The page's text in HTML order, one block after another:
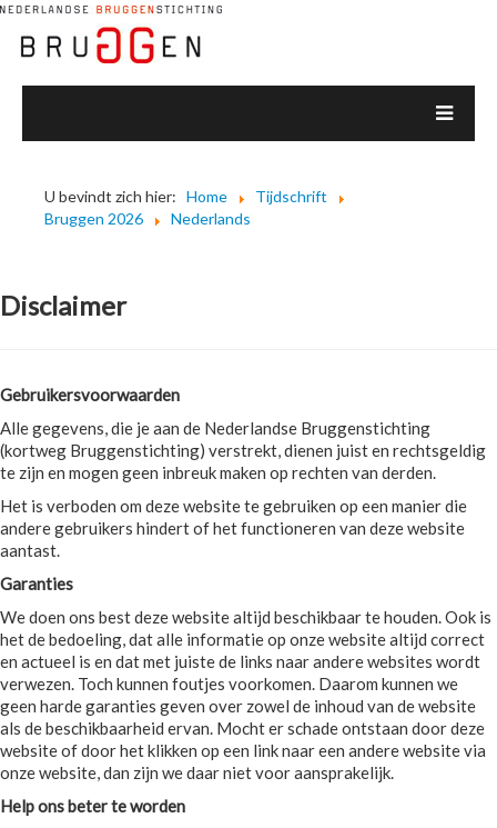
U bevindt zich hier: Home
Tijdschrift
Bruggen 2026
Nederlands
Disclaimer
Gebruikersvoorwaarden
Alle gegevens, die je aan de Nederlandse Bruggenstichting
(kortweg Bruggenstichting) verstrekt, dienen juist en rechtsgeldig
te zijn en mogen geen inbreuk maken op rechten van derden.
Het is verboden om deze website te gebruiken op een manier die
andere gebruikers hindert of het functioneren van deze website
aantast.
Garanties
We doen ons best deze website altijd beschikbaar te houden. Ook is
het de bedoeling, dat alle informatie op onze website altijd correct
en actueel is en dat met juiste de links naar andere websites wordt
verwezen. Toch kunnen foutjes voorkomen. Daarom kunnen we
geen harde garanties geven over zowel de inhoud van de website
als de beschikbaarheid ervan. Mocht er schade ontstaan door deze
website of door het klikken op een link naar een andere website via
onze website, dan zijn we daar niet voor aansprakelijk.
Help ons beter te worden